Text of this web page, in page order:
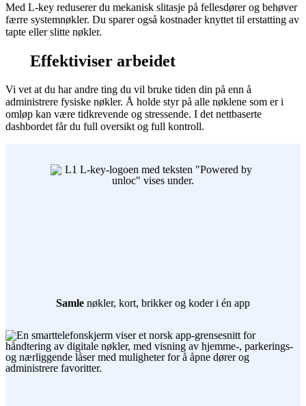
Med L-key reduserer du mekanisk slitasje på fellesdører og behøver
færre systemnøkler. Du sparer også kostnader knyttet til erstatting av
tapte eller slitte nøkler.
Effektiviser arbeidet
Vi vet at du har andre ting du vil bruke tiden din på enn å
administrere fysiske nøkler. Å holde styr på alle nøklene som er i
omløp kan være tidkrevende og stressende. I det nettbaserte
dashbordet får du full oversikt og full kontroll.
Samle nøkler, kort, brikker og koder i én app